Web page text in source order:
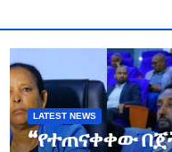
LATEST NEWS
“የተጠናቀቀው